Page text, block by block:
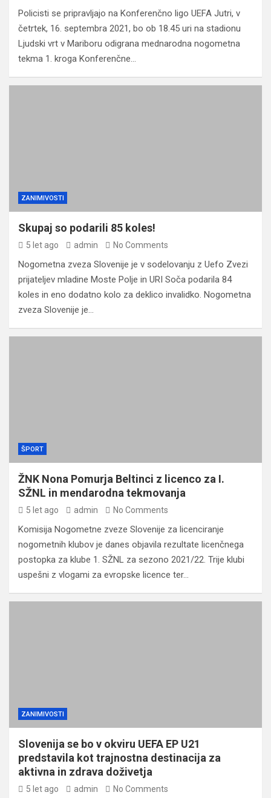
Policisti se pripravljajo na Konferenčno ligo UEFA Jutri, v
četrtek, 16. septembra 2021, bo ob 18.45 uri na stadionu
Ljudski vrt v Mariboru odigrana mednarodna nogometna
tekma 1. kroga Konferenčne…
ZANIMIVOSTI
Skupaj so podarili 85 koles!
5 let ago admin No Comments
Nogometna zveza Slovenije je v sodelovanju z Uefo Zvezi
prijateljev mladine Moste Polje in URI Soča podarila 84
koles in eno dodatno kolo za deklico invalidko. Nogometna
zveza Slovenije je…
ŠPORT
ŽNK Nona Pomurja Beltinci z licenco za I.
SŽNL in mendarodna tekmovanja
5 let ago admin No Comments
Komisija Nogometne zveze Slovenije za licenciranje
nogometnih klubov je danes objavila rezultate licenčnega
postopka za klube 1. SŽNL za sezono 2021/22. Trije klubi
uspešni z vlogami za evropske licence ter…
ZANIMIVOSTI
Slovenija se bo v okviru UEFA EP U21
predstavila kot trajnostna destinacija za
aktivna in zdrava doživetja
5 let ago admin No Comments